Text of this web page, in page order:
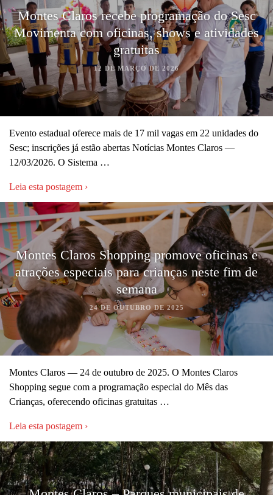
Montes Claros recebe programação do Sesc
Movimenta com oficinas, shows e atividades
gratuitas
12 DE MARÇO DE 2026
Evento estadual oferece mais de 17 mil vagas em 22 unidades do
Sesc; inscrições já estão abertas Notícias Montes Claros —
12/03/2026. O Sistema …
Leia esta postagem ›
Montes Claros Shopping promove oficinas e
atrações especiais para crianças neste fim de
semana
24 DE OUTUBRO DE 2025
Montes Claros — 24 de outubro de 2025. O Montes Claros
Shopping segue com a programação especial do Mês das
Crianças, oferecendo oficinas gratuitas …
Leia esta postagem ›